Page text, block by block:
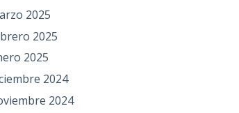
2025
2025
2025
2024
2024